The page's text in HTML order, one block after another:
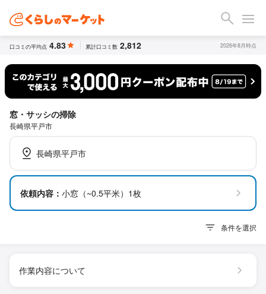
口コミの平均点 4.83 累計口コミ数 2,812 2026年8月時点
窓・サッシの掃除
長崎県平戸市
長崎県平戸市
依頼内容： 小窓（~0.5平米）1枚
条件を選択
作業内容について